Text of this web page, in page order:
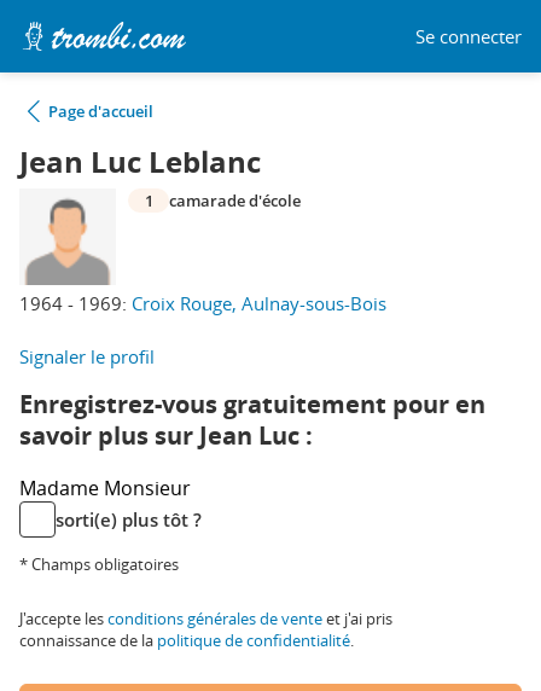
Se connecter
Page d'accueil
Jean Luc Leblanc
1964 - 1969: Croix Rouge, Aulnay-sous-Bois
1 camarade d'école
Signaler le profil
Enregistrez-vous gratuitement pour en
savoir plus sur Jean Luc :
Madame Monsieur
sorti(e) plus tôt ?
* Champs obligatoires
J'accepte lesconditions générales de venteet j'ai pris
connaissance de la politique de confidentialité.